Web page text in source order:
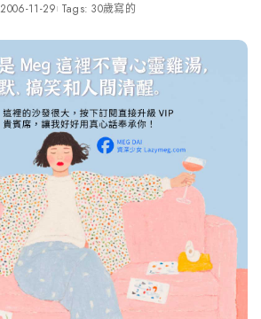
2006-11-29 Tags: 30歲寫的